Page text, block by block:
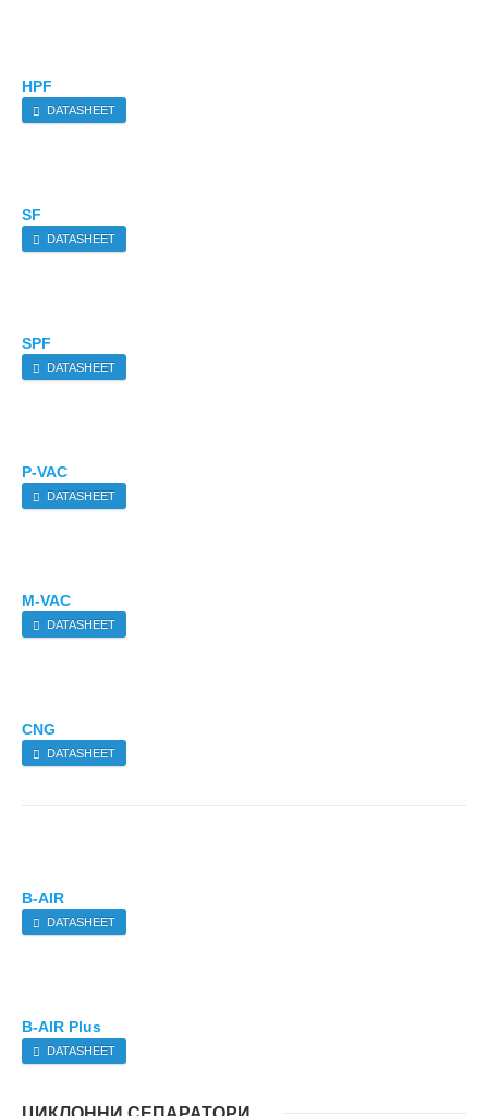
HPF
DATASHEET
SF
DATASHEET
SPF
DATASHEET
P-VAC
DATASHEET
M-VAC
DATASHEET
CNG
DATASHEET
B-AIR
DATASHEET
B-AIR Plus
DATASHEET